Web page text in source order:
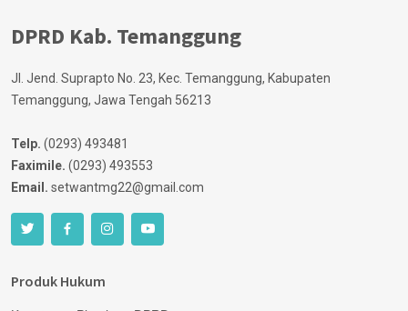
DPRD Kab. Temanggung
Jl. Jend. Suprapto No. 23, Kec. Temanggung, Kabupaten
Temanggung, Jawa Tengah 56213
Telp. (0293) 493481
Faximile. (0293) 493553
Email. setwantmg22@gmail.com
Produk Hukum